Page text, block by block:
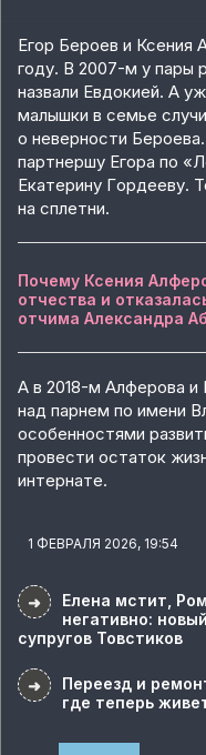
Егор Бероев и Ксения
году. В 2007-м у пары
назвали Евдокией. А
малышки в семье
о неверности
партнершу Егора по
Екатерину Гoрдееву.
на сплетни.
Почему Ксения
отчества и
отчима Александра
А в 2018-м Алферова
над парнем по имени
особенностями
провести остаток
интернате.
1 ФЕВРАЛЯ 2026, 19:54
➜
Елена мстит,
негативно:
супругов Товстиков
➜
Переезд и
где теперь